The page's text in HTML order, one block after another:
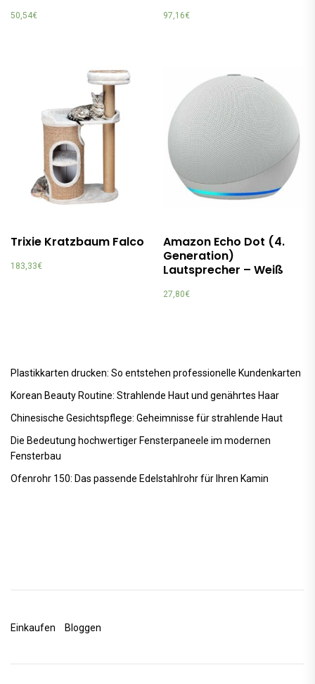
50,54€ 97,16€
Trixie Kratzbaum Falco
183,33€
Amazon Echo Dot (4.
Generation)
Lautsprecher – Weiß
27,80€
Plastikkarten drucken: So entstehen professionelle Kundenkarten
Korean Beauty Routine: Strahlende Haut und genährtes Haar
Chinesische Gesichtspflege: Geheimnisse für strahlende Haut
Die Bedeutung hochwertiger Fensterpaneele im modernen
Fensterbau
Ofenrohr 150: Das passende Edelstahlrohr für Ihren Kamin
Einkaufen Bloggen